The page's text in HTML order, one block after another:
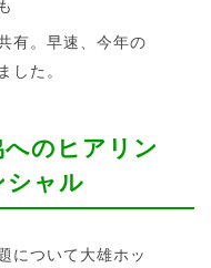
有。早速、今年の
した。
へのヒアリン
シャル
について大雄ホッ